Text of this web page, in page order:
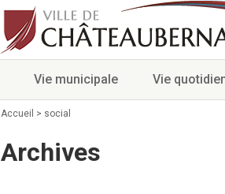
Vie municipale Vie
Accueil > social
Archives